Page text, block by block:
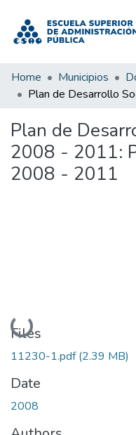
Home Municipios
Plan de
2008 - 2011:
2008 - 2011
Loading...
Files
11230-1.pdf(2.39 MB)
Date
2008